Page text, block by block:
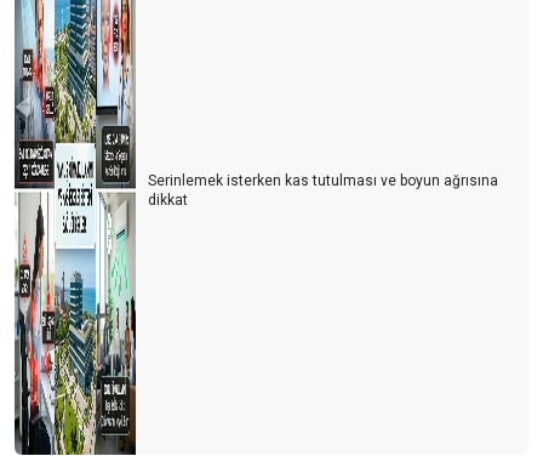
Serinlemek isterken kas tutulması ve boyun ağrısına
dikkat